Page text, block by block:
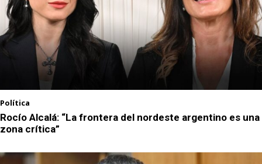
Política
Rocío Alcalá: “La frontera del nordeste argentino es una
zona crítica”